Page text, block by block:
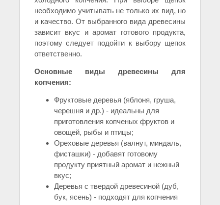
необходимо учитывать не только их вид, но
и качество. От выбранного вида древесины
зависит вкус и аромат готового продукта,
поэтому следует подойти к выбору щепок
ответственно.
Основные виды древесины для
копчения:
Фруктовые деревья (яблоня, груша,
черешня и др.) - идеальны для
приготовления копченых фруктов и
овощей, рыбы и птицы;
Ореховые деревья (валнут, миндаль,
фисташки) - добавят готовому
продукту приятный аромат и нежный
вкус;
Деревья с твердой древесиной (дуб,
бук, ясень) - подходят для копчения